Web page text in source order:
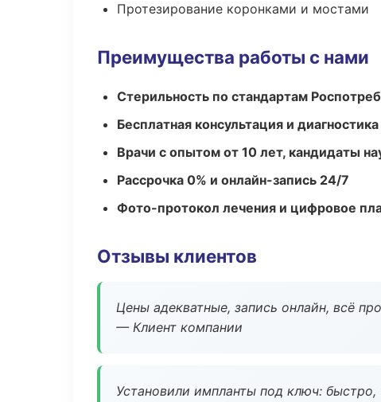
Протезирование коронками и мостами
Преимущества работы с нами
Стерильность по стандартам
Бесплатная консультация и
Врачи с опытом от 10 лет, кандидаты
Рассрочка 0% и онлайн-запись 24/7
Фото-протокол лечения и цифровое
Отзывы клиентов
Цены адекватные, запись онлайн, всё
— Клиент компании
Установили импланты под ключ: быстро,